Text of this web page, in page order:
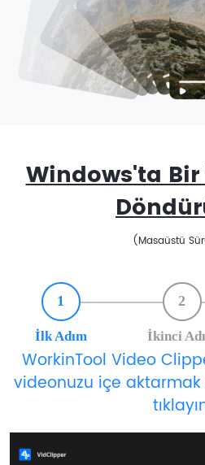
Windows'ta Bir
(Masaüstü
1
İlk Adım
2
İkinci
WorkinTool Video
videonuzu içe aktarmak